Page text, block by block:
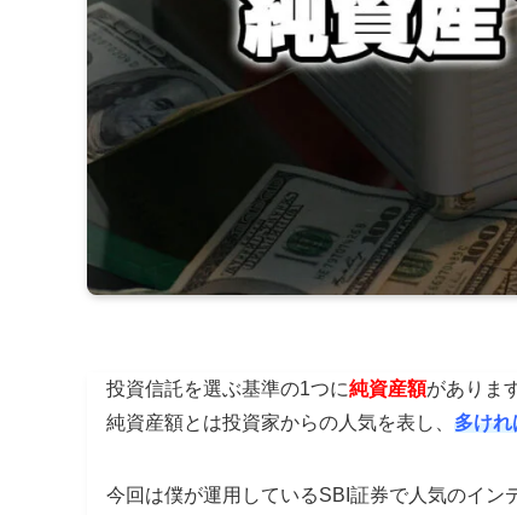
投資信託を選ぶ基準の1つに純資産額がありま
純資産額とは投資家からの人気を表し、 多けれ
今回は僕が運用しているSBI証券で人気のイン